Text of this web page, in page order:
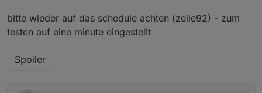
bitte wieder auf das schedule achten (zeile92) - zum
testen auf eine minute eingestellt
Spoiler